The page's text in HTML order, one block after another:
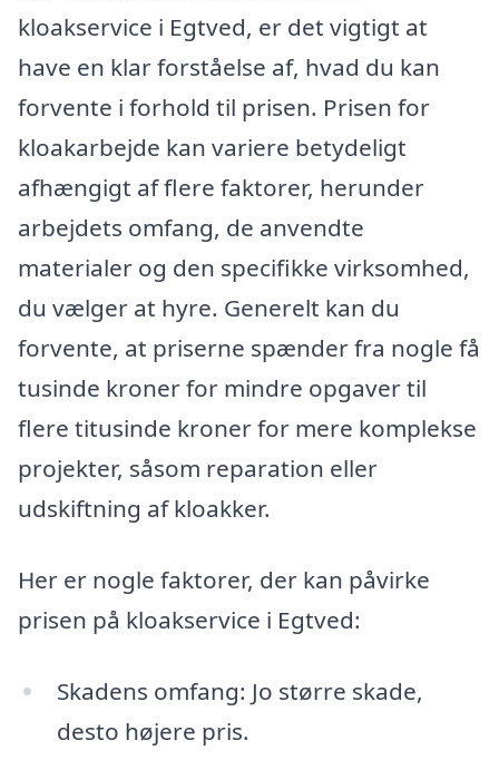
kloakservice i Egtved, er det vigtigt at
have en klar forståelse af, hvad du kan
forvente i forhold til prisen. Prisen for
kloakarbejde kan variere betydeligt
afhængigt af flere faktorer, herunder
arbejdets omfang, de anvendte
materialer og den specifikke virksomhed,
du vælger at hyre. Generelt kan du
forvente, at priserne spænder fra nogle få
tusinde kroner for mindre opgaver til
flere titusinde kroner for mere komplekse
projekter, såsom reparation eller
udskiftning af kloakker.
Her er nogle faktorer, der kan påvirke
prisen på kloakservice i Egtved:
Skadens omfang: Jo større skade,
desto højere pris.